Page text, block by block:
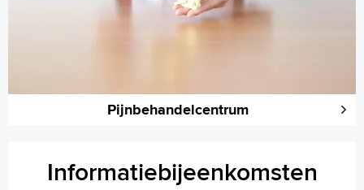
Pijnbehandelcentrum
Informatiebijeenkomsten